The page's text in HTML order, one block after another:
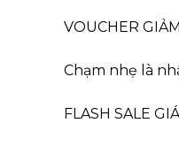
VOUCHER
Chạm nhẹ là
FLASH SALE